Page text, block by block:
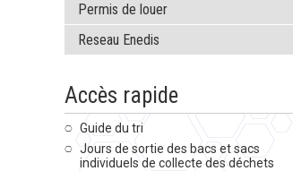
Permis de louer
Reseau Enedis
Accès rapide
Guide du tri
Jours de sortie des bacs et sacs
individuels de collecte des déchets